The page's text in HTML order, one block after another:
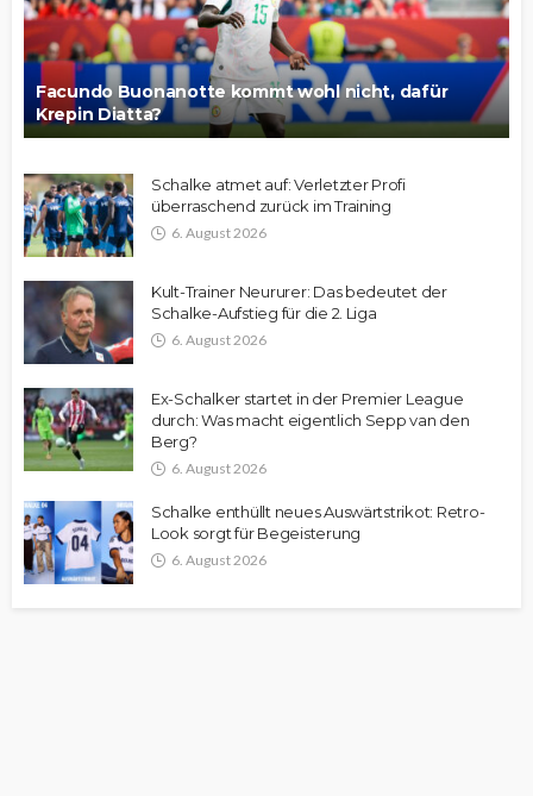
Facundo Buonanotte kommt wohl nicht, dafür
Krepin Diatta?
Schalke atmet auf: Verletzter Profi
überraschend zurück im Training
6. August 2026
Kult-Trainer Neururer: Das bedeutet der
Schalke-Aufstieg für die 2. Liga
6. August 2026
Ex-Schalker startet in der Premier League
durch: Was macht eigentlich Sepp van den
Berg?
6. August 2026
Schalke enthüllt neues Auswärtstrikot: Retro-
Look sorgt für Begeisterung
6. August 2026